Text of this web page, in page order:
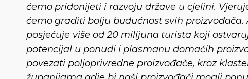
ćemo pridonijeti i razvoju države u cjelini.
ćemo graditi bolju budućnost svih
posjećuje više od 20 milijuna turista koji
potencijal u ponudi i plasmanu domaćih
povezati poljoprivredne proizvođače, kroz